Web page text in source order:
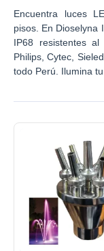
Encuentra luces
pisos. En Dioselyna
IP68 resistentes
Philips, Cytec,
todo Perú. Ilumina